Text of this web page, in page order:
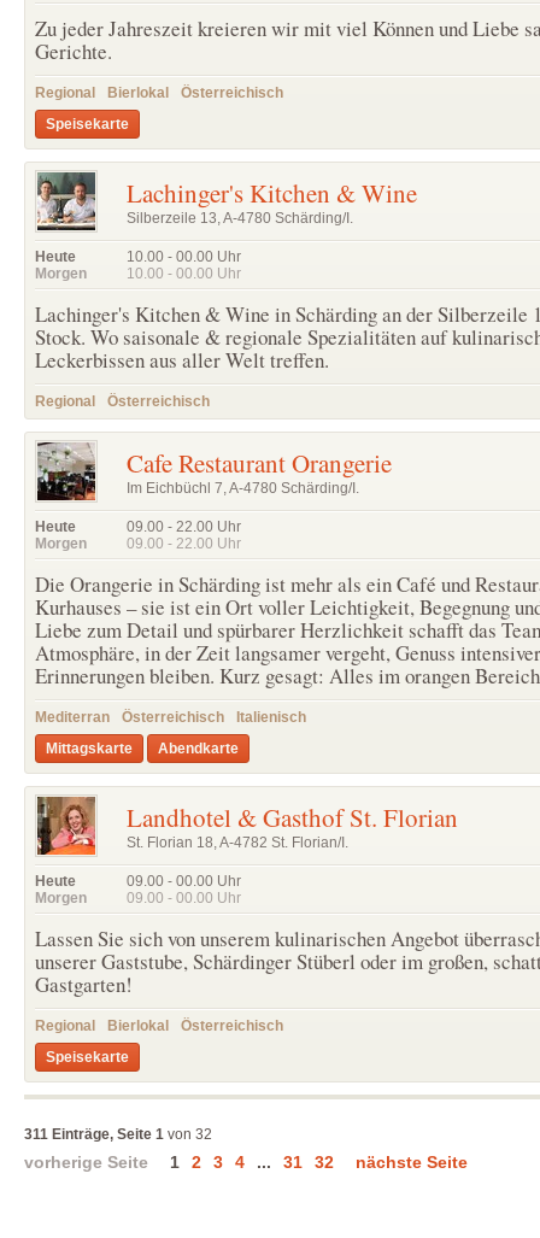
Zu jeder Jahreszeit kreieren wir mit viel Können und Liebe
Gerichte.
Regional Bierlokal
Österreichisch
Speisekarte
Lachinger's Kitchen & Wine
Silberzeile 13, A-4780 Schärding/I.
Heute
Morgen
10.00 - 00.00 Uhr
10.00 - 00.00 Uhr
Lachinger's Kitchen & Wine in Schärding an der Silberzeile
Stock. Wo saisonale & regionale Spezialitäten auf
Leckerbissen aus aller Welt treffen.
Regional Österreichisch
Cafe Restaurant Orangerie
Im Eichbüchl 7, A-4780 Schärding/I.
Heute
Morgen
09.00 - 22.00 Uhr
09.00 - 22.00 Uhr
Die Orangerie in Schärding ist mehr als ein Café und
Kurhauses – sie ist ein Ort voller Leichtigkeit, Begegnung
Liebe zum Detail und spürbarer Herzlichkeit schafft das
Atmosphäre, in der Zeit langsamer vergeht, Genuss
Erinnerungen bleiben. Kurz gesagt: Alles im orangen
Mediterran Österreichisch
Italienisch
Mittagskarte
Abendkarte
Landhotel & Gasthof St. Florian
St. Florian 18, A-4782 St. Florian/I.
Heute
Morgen
09.00 - 00.00 Uhr
09.00 - 00.00 Uhr
Lassen Sie sich von unserem kulinarischen Angebot
unserer Gaststube, Schärdinger Stüberl oder im großen,
Gastgarten!
Regional Bierlokal
Österreichisch
Speisekarte
311 Einträge, Seite 1 von 32
vorherige Seite 1 2 3 4 ... 31 32 nächste Seite